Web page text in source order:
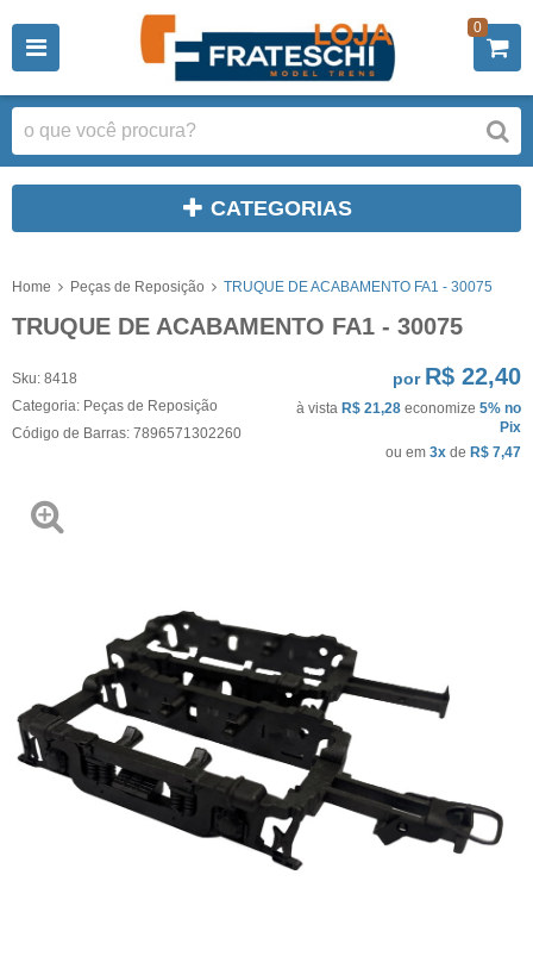
0
CATEGORIAS
Home Peças de Reposição TRUQUE DE ACABAMENTO FA1 - 30075
TRUQUE DE ACABAMENTO FA1 - 30075
Sku: 8418
Categoria: Peças de Reposição
Código de Barras: 7896571302260
por R$ 22,40
à vista R$ 21,28 economize 5% no
Pix
ou em 3x de R$ 7,47